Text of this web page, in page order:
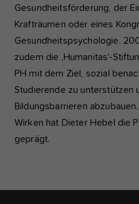
Gesundheitsförderung, der
Krafträumen oder eines
Gesundheitspsychologie.
zudem die ‚Humanitas‘-
PH mit dem Ziel, sozial
Studierende zu unterstützen
Bildungsbarrieren
Wirken hat Dieter Hebel die
geprägt.